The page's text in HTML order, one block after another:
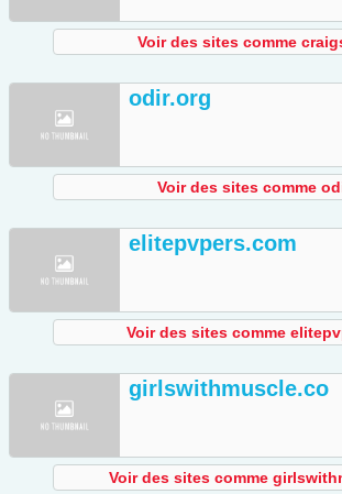
Voir des sites comme
odir.org
Voir des sites comme
elitepvpers.com
Voir des sites comme
girlswithmuscle.co
Voir des sites comme